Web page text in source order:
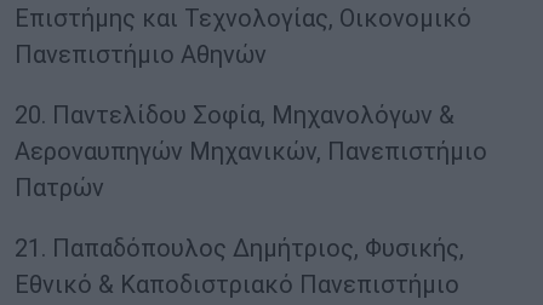
Επιστήμης και Τεχνολογίας, Οικονομικό
Πανεπιστήμιο Αθηνών
20. Παντελίδου Σοφία, Μηχανολόγων &
Αεροναυπηγών Μηχανικών, Πανεπιστήμιο
Πατρών
21. Παπαδόπουλος Δημήτριος, Φυσικής,
Εθνικό & Καποδιστριακό Πανεπιστήμιο